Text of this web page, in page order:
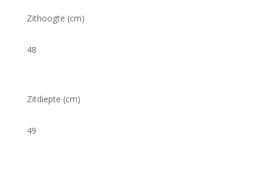
Zithoogte (cm)
48
Zitdiepte (cm)
49